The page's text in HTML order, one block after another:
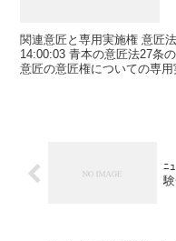
関連意匠と専用実施権 意匠
14:00:03 青本の意匠法27条
意匠の意匠権についての専
ﾆ